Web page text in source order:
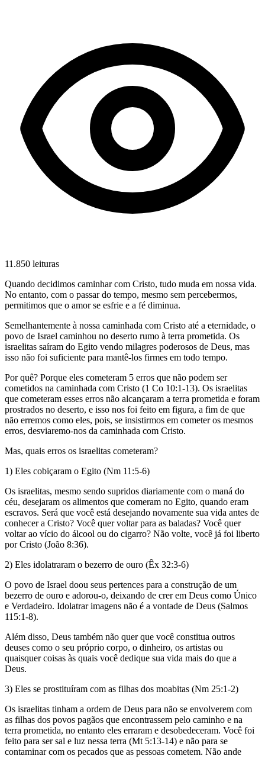
11.850 leituras
Quando decidimos caminhar com Cristo, tudo muda em nossa vida.
No entanto, com o passar do tempo, mesmo sem percebermos,
permitimos que o amor se esfrie e a fé diminua.
Semelhantemente à nossa caminhada com Cristo até a eternidade, o
povo de Israel caminhou no deserto rumo à terra prometida. Os
israelitas saíram do Egito vendo milagres poderosos de Deus, mas
isso não foi suficiente para mantê-los firmes em todo tempo.
Por quê? Porque eles cometeram 5 erros que não podem ser
cometidos na caminhada com Cristo (1 Co 10:1-13). Os israelitas
que cometeram esses erros não alcançaram a terra prometida e foram
prostrados no deserto, e isso nos foi feito em figura, a fim de que
não erremos como eles, pois, se insistirmos em cometer os mesmos
erros, desviaremo-nos da caminhada com Cristo.
Mas, quais erros os israelitas cometeram?
1) Eles cobiçaram o Egito (Nm 11:5-6)
Os israelitas, mesmo sendo supridos diariamente com o maná do
céu, desejaram os alimentos que comeram no Egito, quando eram
escravos. Será que você está desejando novamente sua vida antes de
conhecer a Cristo? Você quer voltar para as baladas? Você quer
voltar ao vício do álcool ou do cigarro? Não volte, você já foi liberto
por Cristo (João 8:36).
2) Eles idolatraram o bezerro de ouro (Êx 32:3-6)
O povo de Israel doou seus pertences para a construção de um
bezerro de ouro e adorou-o, deixando de crer em Deus como Único
e Verdadeiro. Idolatrar imagens não é a vontade de Deus (Salmos
115:1-8).
Além disso, Deus também não quer que você constitua outros
deuses como o seu próprio corpo, o dinheiro, os artistas ou
quaisquer coisas às quais você dedique sua vida mais do que a
Deus.
3) Eles se prostituíram com as filhas dos moabitas (Nm 25:1-2)
Os israelitas tinham a ordem de Deus para não se envolverem com
as filhas dos povos pagãos que encontrassem pelo caminho e na
terra prometida, no entanto eles erraram e desobedeceram. Você foi
feito para ser sal e luz nessa terra (Mt 5:13-14) e não para se
contaminar com os pecados que as pessoas cometem. Não ande